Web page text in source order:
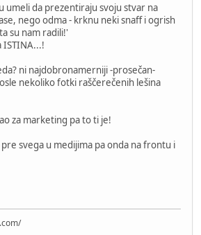
umeli da prezentiraju svoju stvar na
nego odma - krknu neki snaff i ogrish
su nam radili!'
ISTINA...!
ni najdobronamerniji -prosečan-
nekoliko fotki raščerečenih lešina
za marketing pa to ti je!
svega u medijima pa onda na frontu i